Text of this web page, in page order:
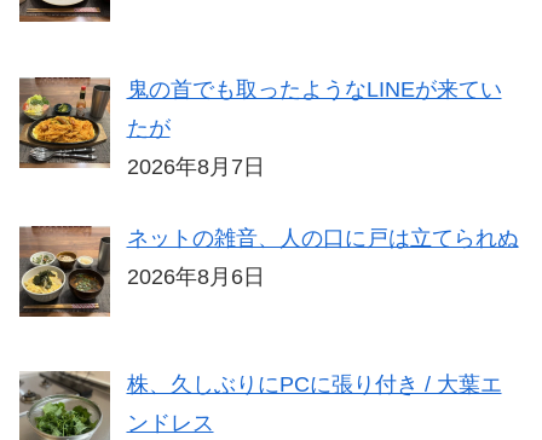
鬼の首でも取ったようなLINEが来てい
たが
2026年8月7日
ネットの雑音、人の口に戸は立てられぬ
2026年8月6日
株、久しぶりにPCに張り付き / 大葉エ
ンドレス